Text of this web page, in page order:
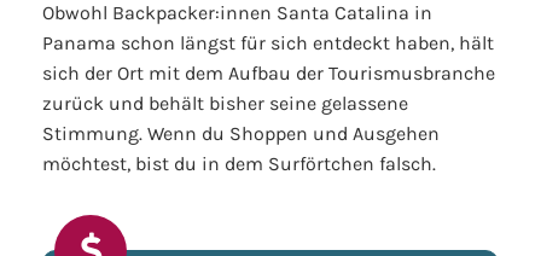
Obwohl Backpacker:innen Santa Catalina in
Panama schon längst für sich entdeckt haben, hält
sich der Ort mit dem Aufbau der Tourismusbranche
zurück und behält bisher seine gelassene
Stimmung. Wenn du Shoppen und Ausgehen
möchtest, bist du in dem Surförtchen falsch.